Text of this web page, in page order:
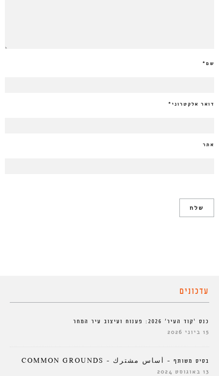
שם*
דואר אלקטרוני *
אתר
עדכונים
כנס ‘קוד העיר’ 2026: פענוח ועיצוב עיר המחר
15 ביוני 2026
בסיס משותף – أساس مشترك – COMMON GROUNDS
13 באוגוסט 2024